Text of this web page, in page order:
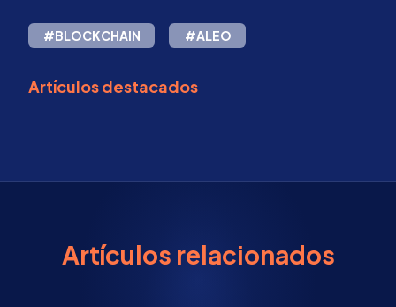
#BLOCKCHAIN #ALEO
Artículos destacados
Artículos relacionados